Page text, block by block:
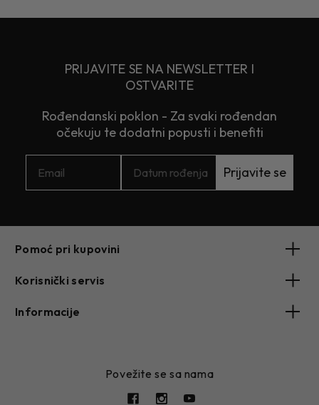
PRIJAVITE SE NA NEWSLETTER I
OSTVARITE
Rođendanski poklon - Za svaki rođendan
očekuju te dodatni popusti i benefiti
Prijavite se
Pomoć pri kupovini
Korisnički servis
Informacije
Povežite se sa nama